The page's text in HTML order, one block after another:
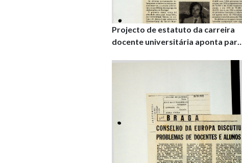
Projecto de estatuto da carreira
docente universitária aponta para
universidade